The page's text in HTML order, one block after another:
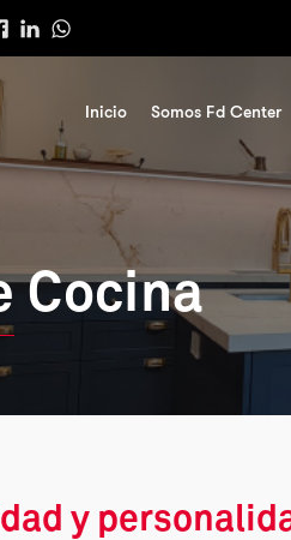
Inicio Somos Fd Center
Cocina
y